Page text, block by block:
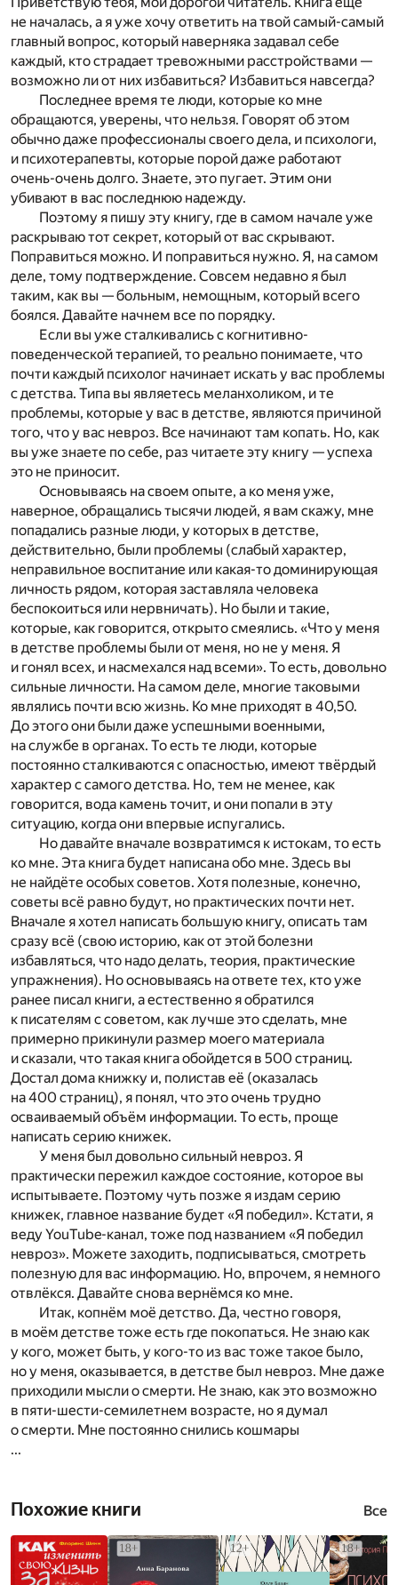
не началась, а я уже хочу ответить на твой самый-самый
главный вопрос, который наверняка задавал себе
каждый, кто страдает тревожными расстройствами —
возможно ли от них избавиться? Избавиться навсегда?
Последнее время те люди, которые ко мне
обращаются, уверены, что нельзя. Говорят об этом
обычно даже профессионалы своего дела, и психологи,
и психотерапевты, которые порой даже работают
очень-очень долго. Знаете, это пугает. Этим они
убивают в вас последнюю надежду.
Поэтому я пишу эту книгу, где в самом начале уже
раскрываю тот секрет, который от вас скрывают.
Поправиться можно. И поправиться нужно. Я, на самом
деле, тому подтверждение. Совсем недавно я был
таким, как вы — больным, немощным, который всего
боялся. Давайте начнем все по порядку.
Если вы уже сталкивались с когнитивно-
поведенческой терапией, то реально понимаете, что
почти каждый психолог начинает искать у вас проблемы
с детства. Типа вы являетесь меланхоликом, и те
проблемы, которые у вас в детстве, являются причиной
того, что у вас невроз. Все начинают там копать. Но, как
вы уже знаете по себе, раз читаете эту книгу — успеха
это не приносит.
Основываясь на своем опыте, а ко меня уже,
наверное, обращались тысячи людей, я вам скажу, мне
попадались разные люди, у которых в детстве,
действительно, были проблемы (слабый характер,
неправильное воспитание или какая-то доминирующая
личность рядом, которая заставляла человека
беспокоиться или нервничать). Но были и такие,
которые, как говорится, открыто смеялись. «Что у меня
в детстве проблемы были от меня, но не у меня. Я
и гонял всех, и насмехался над всеми». То есть, довольно
сильные личности. На самом деле, многие таковыми
являлись почти всю жизнь. Ко мне приходят в 40,50.
До этого они были даже успешными военными,
на службе в органах. То есть те люди, которые
постоянно сталкиваются с опасностью, имеют твёрдый
характер с самого детства. Но, тем не менее, как
говорится, вода камень точит, и они попали в эту
ситуацию, когда они впервые испугались.
Но давайте вначале возвратимся к истокам, то есть
ко мне. Эта книга будет написана обо мне. Здесь вы
не найдёте особых советов. Хотя полезные, конечно,
советы всё равно будут, но практических почти нет.
Вначале я хотел написать большую книгу, описать там
сразу всё (свою историю, как от этой болезни
избавляться, что надо делать, теория, практические
упражнения). Но основываясь на ответе тех, кто уже
ранее писал книги, а естественно я обратился
к писателям с советом, как лучше это сделать, мне
примерно прикинули размер моего материала
и сказали, что такая книга обойдется в 500 страниц.
Достал дома книжку и, полистав её (оказалась
на 400 страниц), я понял, что это очень трудно
осваиваемый объём информации. То есть, проще
написать серию книжек.
У меня был довольно сильный невроз. Я
практически пережил каждое состояние, которое вы
испытываете. Поэтому чуть позже я издам серию
книжек, главное название будет «Я победил». Кстати, я
веду YouTube-канал, тоже под названием «Я победил
невроз». Можете заходить, подписываться, смотреть
полезную для вас информацию. Но, впрочем, я немного
отвлёкся. Давайте снова вернёмся ко мне.
Итак, копнём моё детство. Да, честно говоря,
в моём детстве тоже есть где покопаться. Не знаю как
у кого, может быть, у кого-то из вас тоже такое было,
но у меня, оказывается, в детстве был невроз. Мне даже
приходили мысли о смерти. Не знаю, как это возможно
в пяти-шести-семилетнем возрасте, но я думал
о смерти. Мне постоянно снились кошмары
...
Похожие книги Все